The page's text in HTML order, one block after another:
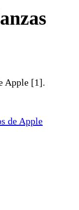
Apple [1].
de Apple